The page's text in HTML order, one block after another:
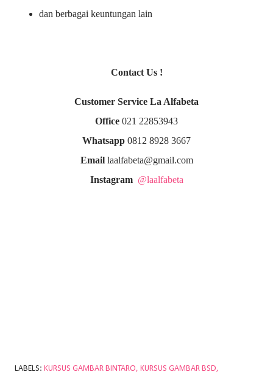
dan berbagai keuntungan lain
Contact Us !
Customer Service La Alfabeta
Office 021 22853943
Whatsapp 0812 8928 3667
Emaillaalfabeta@gmail.com
Instagram @laalfabeta
LABELS: KURSUS GAMBAR BINTARO KURSUS GAMBAR BSD